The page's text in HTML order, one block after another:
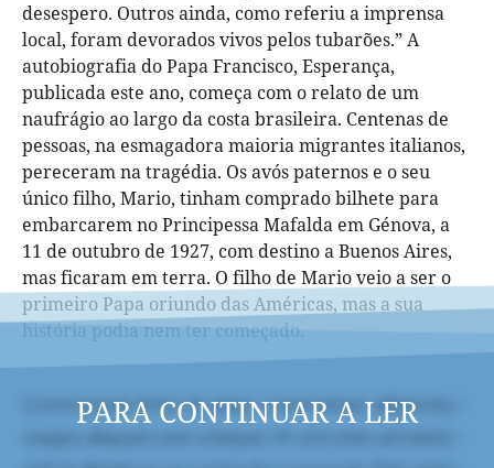
desespero. Outros ainda, como referiu a imprensa
local, foram devorados vivos pelos tubarões.” A
autobiografia do Papa Francisco, Esperança,
publicada este ano, começa com o relato de um
naufrágio ao largo da costa brasileira. Centenas de
pessoas, na esmagadora maioria migrantes italianos,
pereceram na tragédia. Os avós paternos e o seu
único filho, Mario, tinham comprado bilhete para
embarcarem no Principessa Mafalda em Génova, a
11 de outubro de 1927, com destino a Buenos Aires,
mas ficaram em terra. O filho de Mario veio a ser o
primeiro Papa oriundo das Américas, mas a sua
história podia nem ter começado.
PARA CONTINUAR A LER